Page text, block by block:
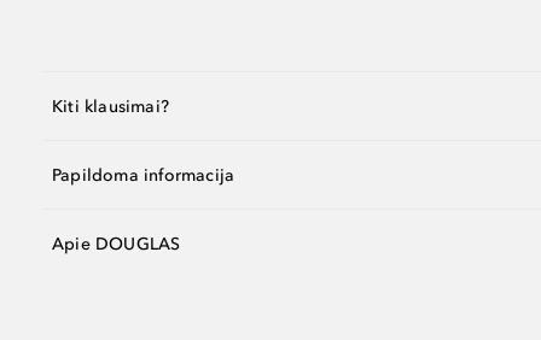
Kiti klausimai?
Papildoma informacija
Apie DOUGLAS